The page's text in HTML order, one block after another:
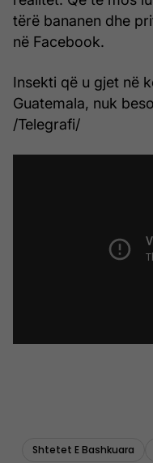
tërë bananen dhe
në Facebook.
Insekti që u gjet në
Guatemala, nuk
/Telegrafi/
Shtetet E Bashkuara